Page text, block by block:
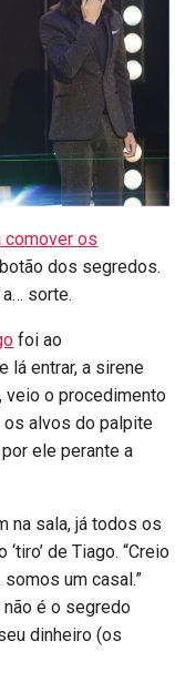
comover os
dos segredos.
sorte.
foi ao
lá entrar, a sirene
veio o procedimento
os alvos do palpite
ele perante a
na sala, já todos os
de Tiago. “Creio
um casal.”
é o segredo
dinheiro (os